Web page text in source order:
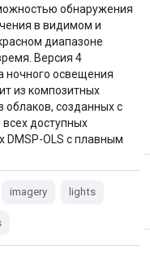
обнаружения
в видимом и
диапазоне
Версия 4
ночного освещения
из композитных
облаков, созданных с
доступных
DMSP-OLS с плавным
imagery lights